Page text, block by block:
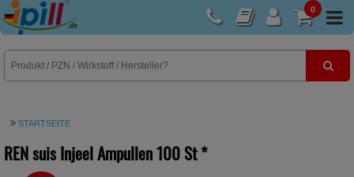
0
E-Rezept
STARTSEITE
REN suis Injeel Ampullen100 St*